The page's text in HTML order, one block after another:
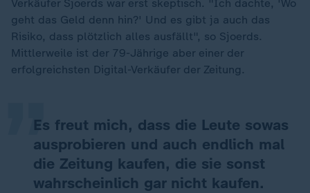
Verkäufer Sjoerds war erst skeptisch. "Ich dachte, 'Wo
geht das Geld denn hin?' Und es gibt ja auch das
Risiko, dass plötzlich alles ausfällt", so Sjoerds.
Mittlerweile ist der 79-Jährige aber einer der
erfolgreichsten Digital-Verkäufer der Zeitung.
Es freut mich, dass die Leute sowas
ausprobieren und auch endlich mal
die Zeitung kaufen, die sie sonst
wahrscheinlich gar nicht kaufen.
„